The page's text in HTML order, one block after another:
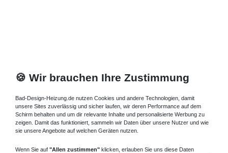
🍪 Wir brauchen Ihre Zustimmung
Bad-Design-Heizung.de nutzen Cookies und andere Technologien, damit
unsere Sites zuverlässig und sicher laufen, wir deren Performance auf dem
Schirm behalten und um dir relevante Inhalte und personalisierte Werbung zu
zeigen. Damit das funktioniert, sammeln wir Daten über unsere Nutzer und wie
sie unsere Angebote auf welchen Geräten nutzen.
Wenn Sie auf "Allen zustimmen" klicken, erlauben Sie uns diese Daten